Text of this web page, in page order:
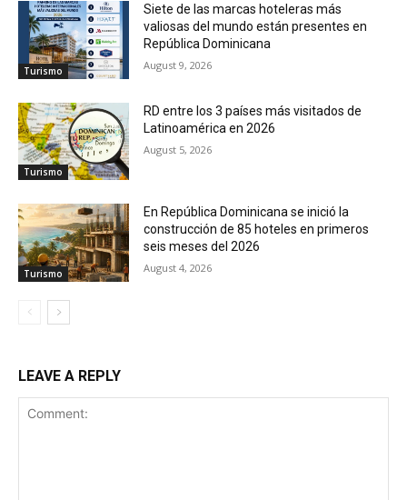
Turismo
Siete de las marcas hoteleras más
valiosas del mundo están presentes en
República Dominicana
August 9, 2026
Turismo
RD entre los 3 países más visitados de
Latinoamérica en 2026
August 5, 2026
Turismo
En República Dominicana se inició la
construcción de 85 hoteles en primeros
seis meses del 2026
August 4, 2026
LEAVE A REPLY